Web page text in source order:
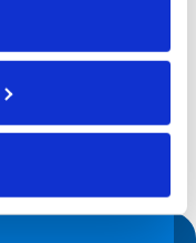
cliente, per
imballi e
produttive.